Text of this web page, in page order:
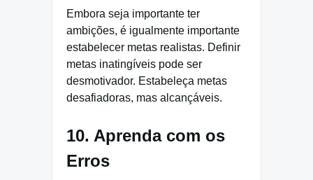
Embora seja importante ter
ambições, é igualmente importante
estabelecer metas realistas. Definir
metas inatingíveis pode ser
desmotivador. Estabeleça metas
desafiadoras, mas alcançáveis.
10. Aprenda com os
Erros